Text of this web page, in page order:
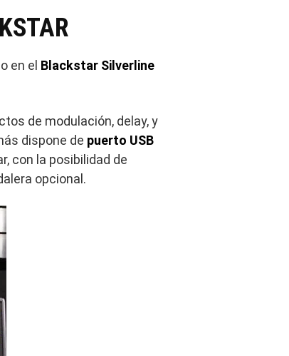
en el Blackstar Silverline
de modulación, delay, y
dispone de puerto USB
con la posibilidad de
opcional.